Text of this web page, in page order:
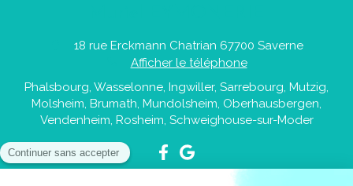
18 rue Erckmann Chatrian 67700 Saverne
Afficher le téléphone
Phalsbourg, Wasselonne, Ingwiller, Sarrebourg, Mutzig,
Molsheim, Brumath, Mundolsheim, Oberhausbergen,
Vendenheim, Rosheim, Schweighouse-sur-Moder